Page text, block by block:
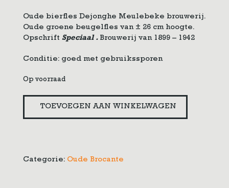
Oude bierfles Dejonghe Meulebeke brouwerij.
Oude groene beugelfles van ± 26 cm hoogte.
Opschrift Speciaal . Brouwerij van 1899 – 1942
Conditie: goed met gebruikssporen
Op voorraad
bierfles
Dejonghe
TOEVOEGEN AAN WINKELWAGEN
Categorie: Oude Brocante